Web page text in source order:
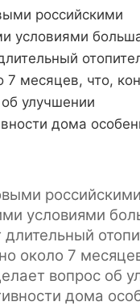
российскими
условиями
7 месяцев, что,
улучшении
дома
российскими
условиями
около 7
вопрос об
дома